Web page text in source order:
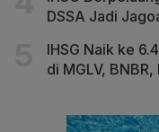
DSSA Jadi
IHSG Naik ke
di MGLV,